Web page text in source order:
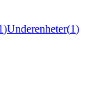
)Underenheter(1)